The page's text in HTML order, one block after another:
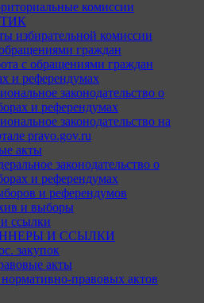
комиссии
ТИК
избирательной комиссии
граждан
с обращениями граждан
и референдумах
законодательство о
и референдумах
законодательство на
pravo.gov.ru
акты
законодательство о
и референдумах
и референдумов
и выборы
ссылки
И ССЫЛКИ
закупок
акты
правовых актов